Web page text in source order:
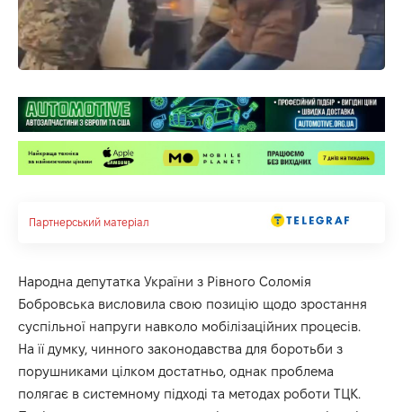
Партнерський матеріал
Народна депутатка України з Рівного Соломія
Бобровська висловила свою позицію щодо зростання
суспільної напруги навколо мобілізаційних процесів.
На її думку, чинного законодавства для боротьби з
порушниками цілком достатньо, однак проблема
полягає в системному підході та методах роботи ТЦК.